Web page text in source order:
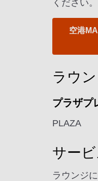
ください。
空港
ラウ
プラザプ
PLAZA
サー
ラウンジ